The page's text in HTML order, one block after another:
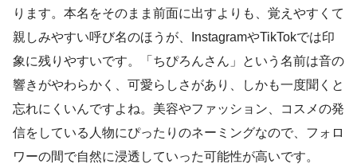
ります。本名をそのまま前面に出すよりも、覚えやすくて
親しみやすい呼び名のほうが、InstagramやTikTokでは印
象に残りやすいです。「ちぴろんさん」という名前は音の
響きがやわらかく、可愛らしさがあり、しかも一度聞くと
忘れにくいんですよね。美容やファッション、コスメの発
信をしている人物にぴったりのネーミングなので、フォロ
ワーの間で自然に浸透していった可能性が高いです。